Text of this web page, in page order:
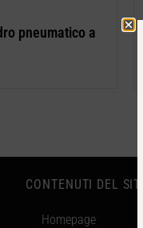
pneumatico a
CONTENUTI DEL SITO
Homepage